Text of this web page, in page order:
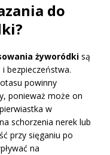
do
żyworódki są
bezpieczeństwa.
powinny
ponieważ może on
w
schorzenia nerek lub
przy sięganiu po
na